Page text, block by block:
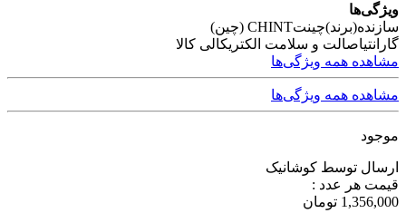
ویژگی‌ها
سازنده(برند)چینتCHINT (چین)
گارانتیاصالت و سلامت الکتریکالی کالا
مشاهده همه ویژگی‌ها
مشاهده همه ویژگی‌ها
موجود
ارسال توسط کوشانیک
قیمت هر عدد :
1,356,000 تومان